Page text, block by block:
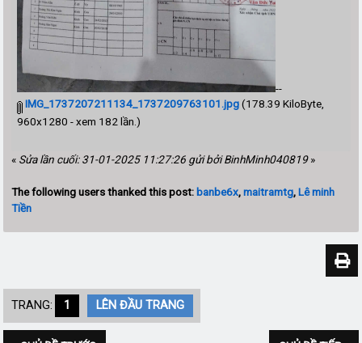
--
IMG_1737207211134_1737209763101.jpg(178.39 KiloByte,
960x1280 - xem 182 lần.)
« Sửa lần cuối: 31-01-2025 11:27:26 gửi bởi BinhMinh040819»
The following users thanked this post: banbe6x,maitramtg,Lê minh
Tiền
TRANG: 1 LÊN ĐẦU TRANG